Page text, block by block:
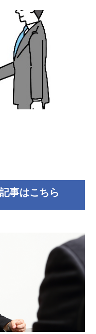
事はこちら